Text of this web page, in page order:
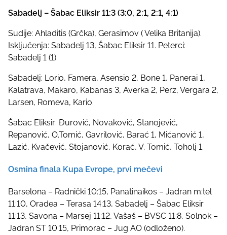
Sabadelj – Šabac Eliksir 11:3 (3:0, 2:1, 2:1, 4:1)
Sudije: Ahladitis (Grčka), Gerasimov ( Velika Britanija).
Isključenja: Sabadelj 13, Šabac Eliksir 11. Peterci:
Sabadelj 1 (1).
Sabadelj: Lorio, Famera, Asensio 2, Bone 1, Panerai 1,
Kalatrava, Makaro, Kabanas 3, Averka 2, Perz, Vergara 2,
Larsen, Romeva, Kario.
Šabac Eliksir: Đurović, Novaković, Stanojević,
Repanović, O.Tomić, Gavrilović, Barać 1, Mićanović 1,
Lazić, Kvačević, Stojanović, Korać, V. Tomić, Toholj 1.
Osmina finala Kupa Evrope, prvi mečevi
Barselona – Radnički 10:15, Panatinaikos – Jadran m:tel
11:10, Oradea – Terasa 14:13, Sabadelj – Šabac Eliksir
11:13, Savona – Marsej 11:12, Vašaš – BVSC 11:8, Solnok –
Jadran ST 10:15, Primorac – Jug AO (odloženo).